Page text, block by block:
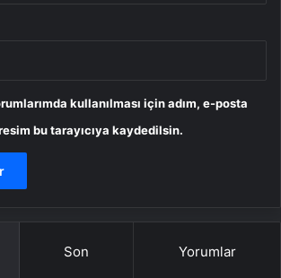
kullanılması için adım, e-posta
bu tarayıcıya kaydedilsin.
Son Yorumlar